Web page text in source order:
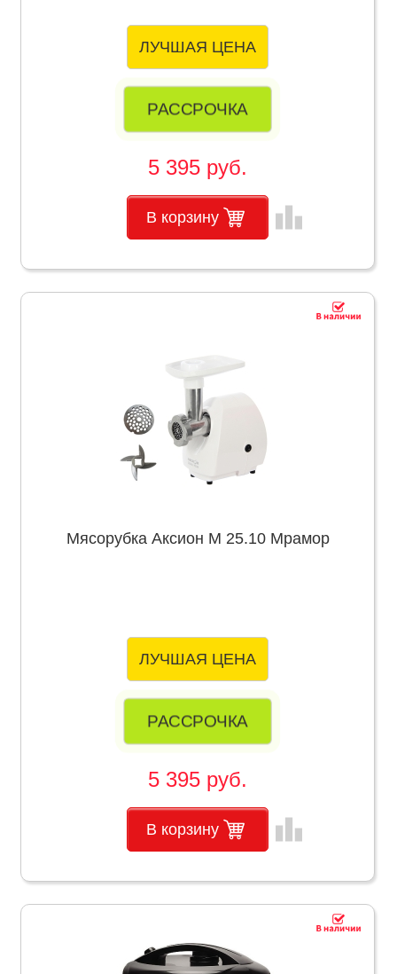
ЛУЧШАЯ ЦЕНА
РАССРОЧКА
5 395 руб.
В корзину leaderboard
Мясорубка Аксион М 25.10 Мрамор
ЛУЧШАЯ ЦЕНА
РАССРОЧКА
5 395 руб.
В корзину leaderboard